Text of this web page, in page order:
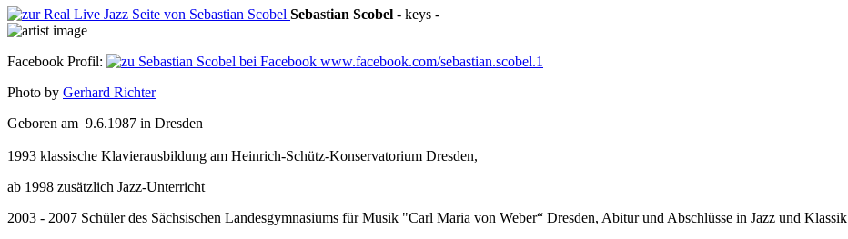
Sebastian Scobel - keys -
Facebook Profil:
www.facebook.com/sebastian.scobel.1
Photo by Gerhard Richter
Geboren am 9.6.1987 in Dresden
1993 klassische Klavierausbildung am Heinrich-Schütz-Konservatorium Dresden,
ab 1998 zusätzlich Jazz-Unterricht
2003 - 2007 Schüler des Sächsischen Landesgymnasiums für Musik "Carl Maria von Weber“ Dresden, Abitur und Abschlüsse in Jazz und Klassik